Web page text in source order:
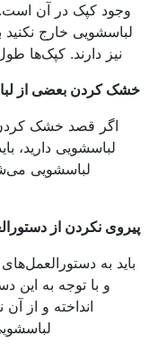
وجود کپک در آن است.
خارج نکنید
نیز دارند. کپک‌ها طول
کردن بعضی از
اگر قصد خشک کردن
لباسشویی دارید،
لباسشویی
نکردن از
به دستورالعمل‌های
و با توجه به این
انداخته و از آن
لباسشویی